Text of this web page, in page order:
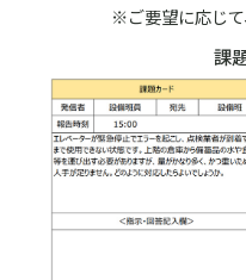
※ご要望に応じて
課